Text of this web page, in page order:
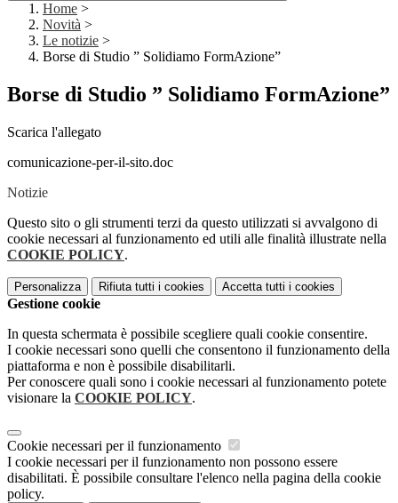
Home >
Novità >
Le notizie >
Borse di Studio ” Solidiamo FormAzione”
Borse di Studio ” Solidiamo FormAzione”
Scarica l'allegato
comunicazione-per-il-sito.doc
Notizie
Questo sito o gli strumenti terzi da questo utilizzati si avvalgono di
cookie necessari al funzionamento ed utili alle finalità illustrate nella
COOKIE POLICY.
Personalizza Rifiuta tutti i cookies Accetta tutti i cookies
Gestione cookie
In questa schermata è possibile scegliere quali cookie consentire.
I cookie necessari sono quelli che consentono il funzionamento della
piattaforma e non è possibile disabilitarli.
Per conoscere quali sono i cookie necessari al funzionamento potete
visionare la COOKIE POLICY.
Cookie necessari per il funzionamento
I cookie necessari per il funzionamento non possono essere
disabilitati. È possibile consultare l'elenco nella pagina della cookie
policy.